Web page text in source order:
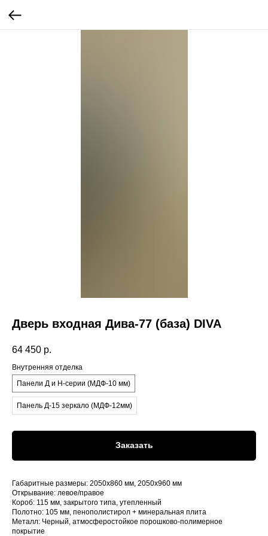
Дверь входная Дива-77 (база) DIVA
64 450 р.
Внутренняя отделка
Панели Д и Н-серии (МДФ-10 мм)
Панель Д-15 зеркало (МДФ-12мм)
Заказать
Габаритные размеры: 2050x860 мм, 2050x960 мм
Открывание: левое/правое
Короб: 115 мм, закрытого типа, утепленный
Полотно: 105 мм, пенополистирол + минеральная плита
Металл: Черный, атмосферостойкое порошково-полимерное
покрытие